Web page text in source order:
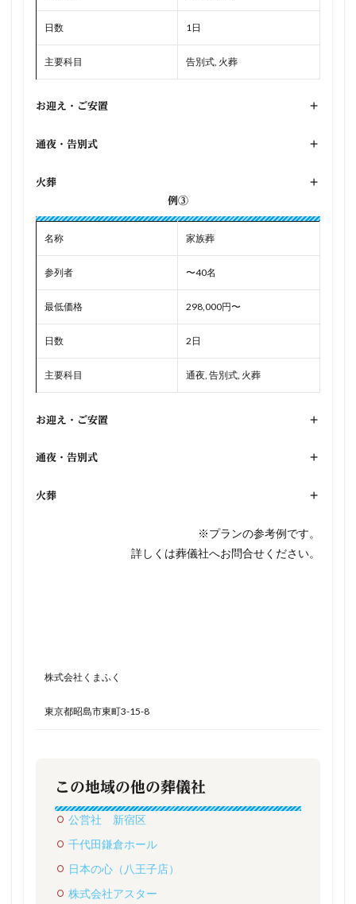
日数 1日
主要科目 告別式, 火葬
お迎え・ご安置 +
通夜・告別式 +
火葬
+
例③
名称 家族葬
参列者 〜40名
最低価格 298,000円〜
日数 2日
主要科目 通夜, 告別式, 火葬
お迎え・ご安置 +
通夜・告別式 +
火葬 +
※プランの参考例です。
詳しくは葬儀社へお問合せください。
株式会社くまふく
東京都昭島市東町3-15-8
この地域の他の葬儀社
公営社 新宿区
千代田鎌倉ホール
日本の心（八王子店）
株式会社アスター